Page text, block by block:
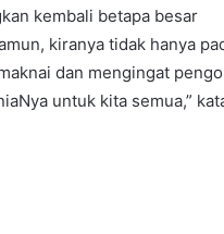
kembali betapa besar
kiranya tidak hanya
dan mengingat
untuk kita semua,”